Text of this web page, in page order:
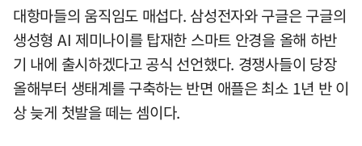
대항마들의 움직임도 매섭다. 삼성전자와 구글은 구글의
생성형 AI 제미나이를 탑재한 스마트 안경을 올해 하반
기 내에 출시하겠다고 공식 선언했다. 경쟁사들이 당장
올해부터 생태계를 구축하는 반면 애플은 최소 1년 반 이
상 늦게 첫발을 떼는 셈이다.